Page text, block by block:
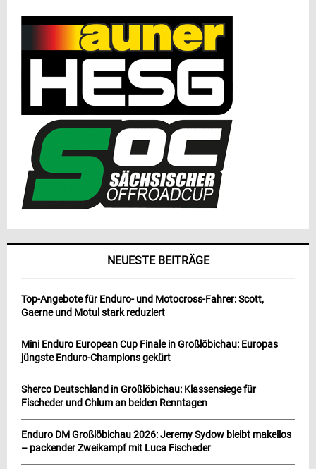
NEUESTE BEITRÄGE
Top-Angebote für Enduro- und Motocross-Fahrer: Scott,
Gaerne und Motul stark reduziert
Mini Enduro European Cup Finale in Großlöbichau: Europas
jüngste Enduro-Champions gekürt
Sherco Deutschland in Großlöbichau: Klassensiege für
Fischeder und Chlum an beiden Renntagen
Enduro DM Großlöbichau 2026: Jeremy Sydow bleibt makellos
– packender Zweikampf mit Luca Fischeder